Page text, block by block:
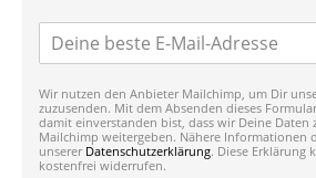
Wir nutzen den Anbieter Mailchimp, um Dir
zuzusenden. Mit dem Absenden dieses
damit einverstanden bist, dass wir Deine Daten
Mailchimp weitergeben. Nähere Informationen
unserer Datenschutzerklärung. Diese Erklärung
kostenfrei widerrufen.